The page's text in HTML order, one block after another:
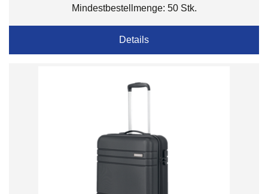
Mindestbestellmenge: 50 Stk.
Details